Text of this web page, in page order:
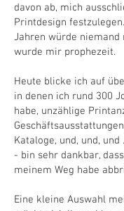
davon ab, mich
Printdesign
Jahren würde niemand
wurde mir prophezeit.
Heute blicke ich auf
in denen ich rund 300
habe, unzählige
Kataloge, und, und, und
- bin sehr dankbar,
meinem Weg habe
Eine kleine Auswahl